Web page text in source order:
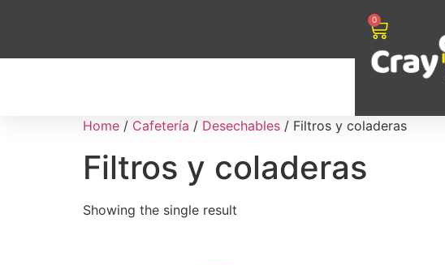
0
Home / Cafetería / Desechables / Filtros y coladeras
Filtros y coladeras
Showing the single result